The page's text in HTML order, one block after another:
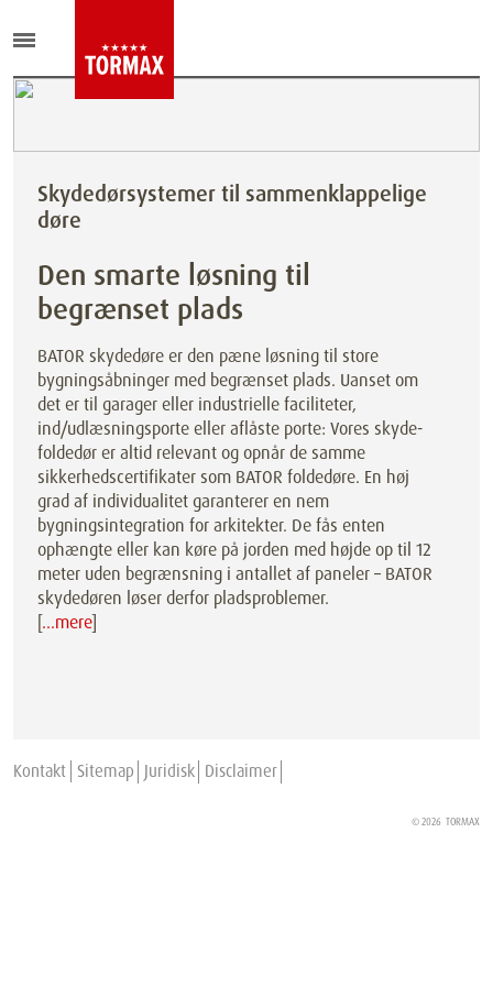
Skydedørsystemer til sammenklappelige
døre
Den smarte løsning til
begrænset plads
BATOR skydedøre er den pæne løsning til store
bygningsåbninger med begrænset plads. Uanset om
det er til garager eller industrielle faciliteter,
ind/udlæsningsporte eller aflåste porte: Vores skyde-
foldedør er altid relevant og opnår de samme
sikkerhedscertifikater som BATOR foldedøre. En høj
grad af individualitet garanterer en nem
bygningsintegration for arkitekter. De fås enten
ophængte eller kan køre på jorden med højde op til 12
meter uden begrænsning i antallet af paneler – BATOR
skydedøren løser derfor pladsproblemer.
[…mere]
Kontakt Sitemap Juridisk Disclaimer
© 2026 TORMAX